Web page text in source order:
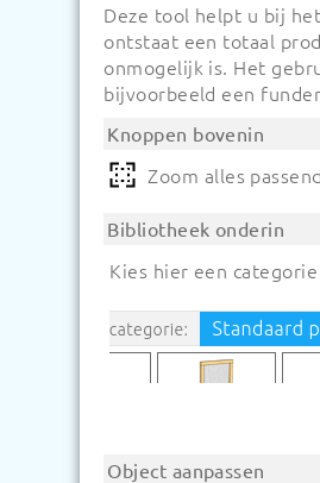
Deze tool helpt u bij
ontstaat een totaal
onmogelijk is. Het
bijvoorbeeld een
Knoppen bovenin
Zoom alles
Bibliotheek onderin
Kies hier een categorie
Object aanpassen